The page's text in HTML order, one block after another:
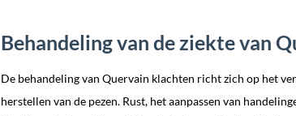
Behandeling van de ziekte van
De behandeling van Quervain klachten richt zich op het
herstellen van de pezen. Rust, het aanpassen van